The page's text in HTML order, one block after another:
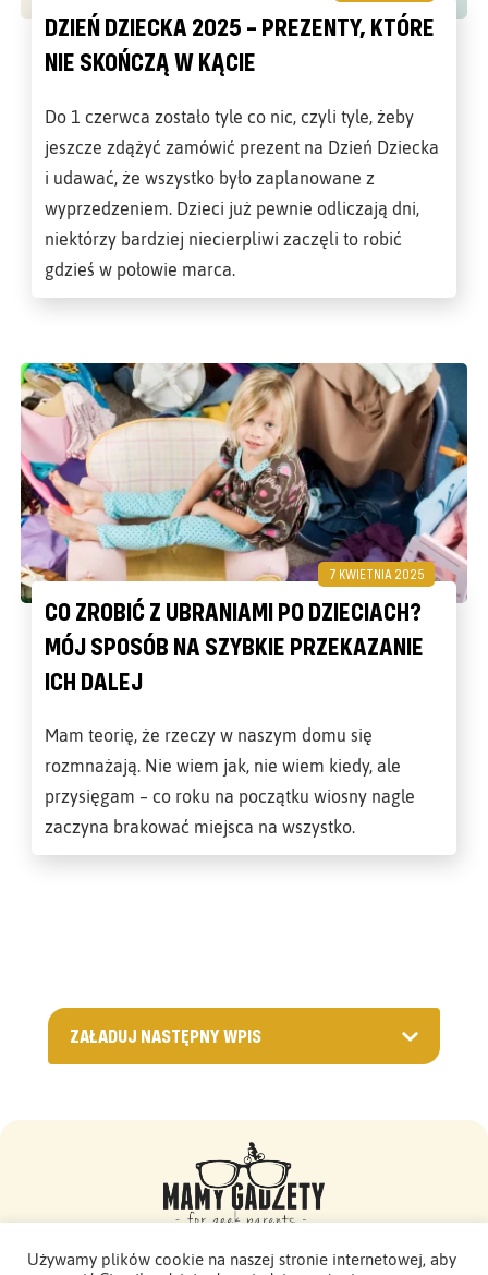
DZIEŃ DZIECKA 2025 – PREZENTY, KTÓRE
NIE SKOŃCZĄ W KĄCIE
Do 1 czerwca zostało tyle co nic, czyli tyle, żeby
jeszcze zdążyć zamówić prezent na Dzień Dziecka
i udawać, że wszystko było zaplanowane z
wyprzedzeniem. Dzieci już pewnie odliczają dni,
niektórzy bardziej niecierpliwi zaczęli to robić
gdzieś w połowie marca.
7 KWIETNIA 2025
CO ZROBIĆ Z UBRANIAMI PO DZIECIACH?
MÓJ SPOSÓB NA SZYBKIE PRZEKAZANIE
ICH DALEJ
Mam teorię, że rzeczy w naszym domu się
rozmnażają. Nie wiem jak, nie wiem kiedy, ale
przysięgam – co roku na początku wiosny nagle
zaczyna brakować miejsca na wszystko.
ZAŁADUJ NASTĘPNY WPIS
Używamy plików cookie na naszej stronie internetowej, aby